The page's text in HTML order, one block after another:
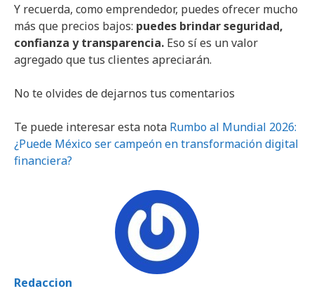
Y recuerda, como emprendedor, puedes ofrecer mucho
más que precios bajos: puedes brindar seguridad,
confianza y transparencia. Eso sí es un valor
agregado que tus clientes apreciarán.
No te olvides de dejarnos tus comentarios
Te puede interesar esta nota Rumbo al Mundial 2026:
¿Puede México ser campeón en transformación digital
financiera?
Redaccion